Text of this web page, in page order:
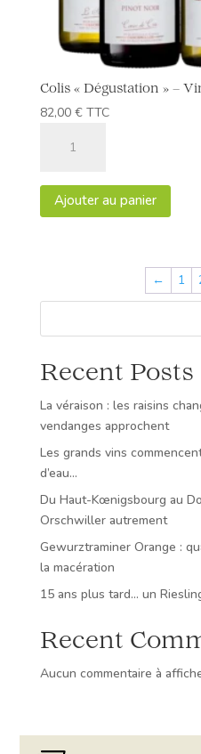
Colis « Dégustation » –
82,00 € TTC
"Dégustation"
-
Ajouter au panier
← 1
Recent Posts
La véraison : les raisins
vendanges approchent
Les grands vins
d’eau…
Du Haut-Kœnigsbourg au
Orschwiller autrement
Gewurztraminer Orange :
la macération
15 ans plus tard… un
Recent
Aucun commentaire à